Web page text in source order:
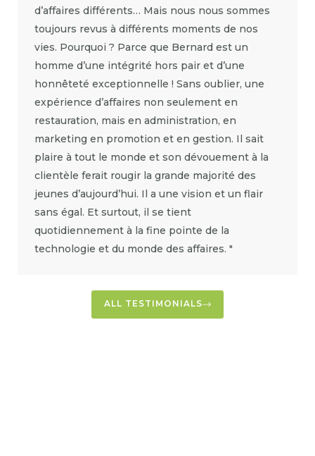
d’affaires différents… Mais nous nous sommes
toujours revus à différents moments de nos
vies. Pourquoi ? Parce que Bernard est un
homme d’une intégrité hors pair et d’une
honnêteté exceptionnelle ! Sans oublier, une
expérience d’affaires non seulement en
restauration, mais en administration, en
marketing en promotion et en gestion. Il sait
plaire à tout le monde et son dévouement à la
clientèle ferait rougir la grande majorité des
jeunes d’aujourd’hui. Il a une vision et un flair
sans égal. Et surtout, il se tient
quotidiennement à la fine pointe de la
technologie et du monde des affaires. "
ALL TESTIMONIALS